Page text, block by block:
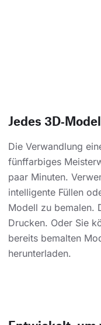
Jedes
Die Verwandlung
fünffarbiges
paar Minuten.
intelligente Füllen
Modell zu bemalen.
Drucken. Oder Sie
bereits bemalten
herunterladen.